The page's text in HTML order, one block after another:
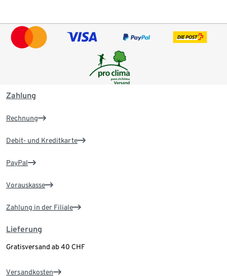
Zahlung
Rechnung
Debit- und Kreditkarte
PayPal
Vorauskasse
Zahlung in der Filiale
Lieferung
Gratisversand ab 40 CHF
Versandkosten